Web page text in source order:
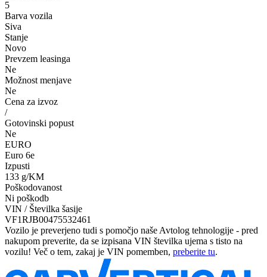
5
Barva vozila
Siva
Stanje
Novo
Prevzem leasinga
Ne
Možnost menjave
Ne
Cena za izvoz
/
Gotovinski popust
Ne
EURO
Euro 6e
Izpusti
133 g/KM
Poškodovanost
Ni poškodb
VIN / Številka šasije
VF1RJB00475532461
Vozilo je preverjeno tudi s pomočjo naše Avtolog tehnologije - pred
nakupom preverite, da se izpisana VIN številka ujema s tisto na
vozilu! Več o tem, zakaj je VIN pomemben, preberite tu.